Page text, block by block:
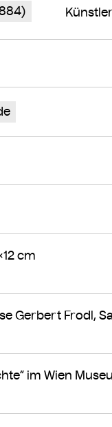
cm
Gerbert Frodl,
im Wien